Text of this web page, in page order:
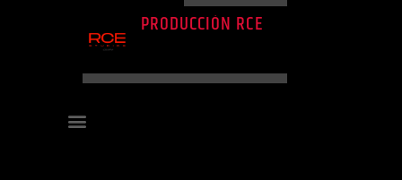
PRODUCCIÓN RCE